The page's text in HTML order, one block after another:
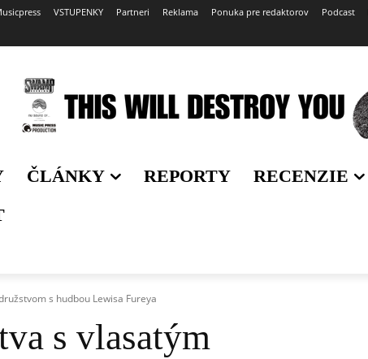
VSTUPENKY Partneri Reklama Ponuka pre redaktorov Podcast
ČLÁNKY REPORTY RECENZIE
s hudbou Lewisa Fureya
s vlasatým